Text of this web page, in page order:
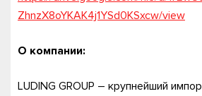
ZhnzX8oYKAK4j1YSd0KSxcw/view
О компании:
LUDING GROUP – крупнейший